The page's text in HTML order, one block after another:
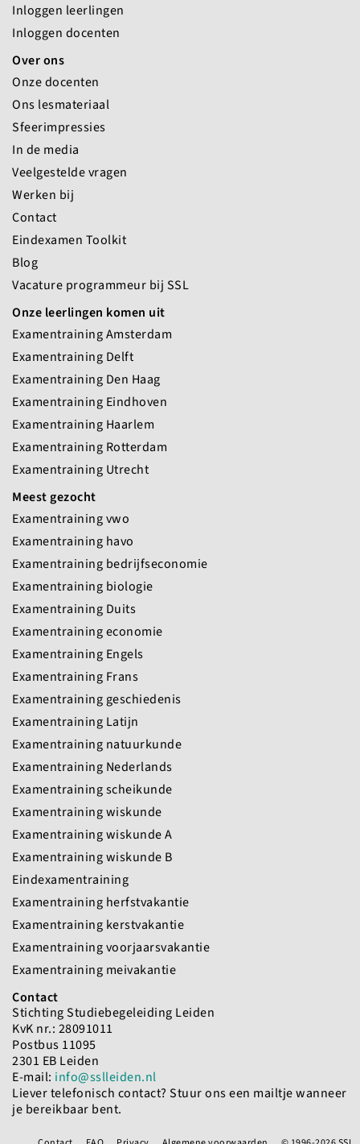
Inloggen leerlingen
Inloggen docenten
Over ons
Onze docenten
Ons lesmateriaal
Sfeerimpressies
In de media
Veelgestelde vragen
Werken bij
Contact
Eindexamen Toolkit
Blog
Vacature programmeur bij SSL
Onze leerlingen komen uit
Examentraining Amsterdam
Examentraining Delft
Examentraining Den Haag
Examentraining Eindhoven
Examentraining Haarlem
Examentraining Rotterdam
Examentraining Utrecht
Meest gezocht
Examentraining vwo
Examentraining havo
Examentraining bedrijfseconomie
Examentraining biologie
Examentraining Duits
Examentraining economie
Examentraining Engels
Examentraining Frans
Examentraining geschiedenis
Examentraining Latijn
Examentraining natuurkunde
Examentraining Nederlands
Examentraining scheikunde
Examentraining wiskunde
Examentraining wiskunde A
Examentraining wiskunde B
Eindexamentraining
Examentraining herfstvakantie
Examentraining kerstvakantie
Examentraining voorjaarsvakantie
Examentraining meivakantie
Contact
Stichting Studiebegeleiding Leiden
KvK nr.: 28091011
Postbus 11095
2301 EB Leiden
E-mail: info@sslleiden.nl
Liever telefonisch contact? Stuur ons een mailtje wanneer
je bereikbaar bent.
Lage